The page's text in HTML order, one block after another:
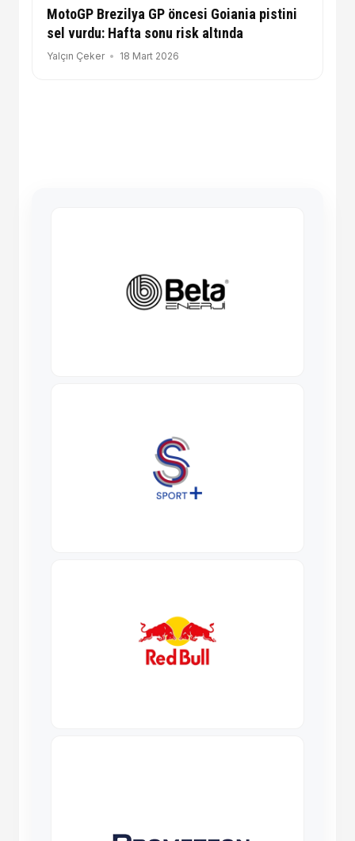
MotoGP Brezilya GP öncesi Goiania pistini
sel vurdu: Hafta sonu risk altında
Yalçın Çeker 18 Mart 2026